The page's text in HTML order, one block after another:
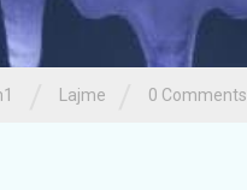
Lajme 0 Comments